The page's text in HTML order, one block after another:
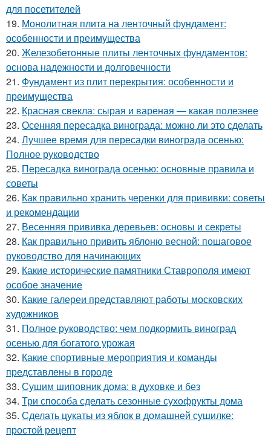
для посетителей
19. Монолитная плита на ленточный фундамент:
особенности и преимущества
20. Железобетонные плиты ленточных фундаментов:
основа надежности и долговечности
21. Фундамент из плит перекрытия: особенности и
преимущества
22. Красная свекла: сырая и вареная — какая полезнее
23. Осенняя пересадка винограда: можно ли это сделать
24. Лучшее время для пересадки винограда осенью:
Полное руководство
25. Пересадка винограда осенью: основные правила и
советы
26. Как правильно хранить черенки для прививки: советы
и рекомендации
27. Весенняя прививка деревьев: основы и секреты
28. Как правильно привить яблоню весной: пошаговое
руководство для начинающих
29. Какие исторические памятники Ставрополя имеют
особое значение
30. Какие галереи представляют работы московских
художников
31. Полное руководство: чем подкормить виноград
осенью для богатого урожая
32. Какие спортивные мероприятия и команды
представлены в городе
33. Сушим шиповник дома: в духовке и без
34. Три способа сделать сезонные сухофрукты дома
35. Сделать цукаты из яблок в домашней сушилке:
простой рецепт